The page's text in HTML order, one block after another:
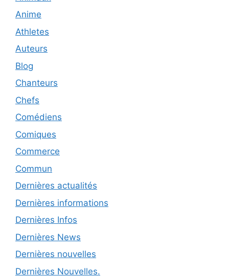
Anime
Athletes
Auteurs
Blog
Chanteurs
Chefs
Comédiens
Comiques
Commerce
Commun
Dernières actualités
Dernières informations
Dernières Infos
Dernières News
Dernières nouvelles
Dernières Nouvelles.